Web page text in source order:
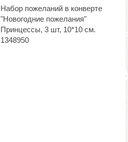
Набор пожеланий в конверте
"Новогодние пожелания"
Принцессы, 3 шт, 10*10 см.
1348950